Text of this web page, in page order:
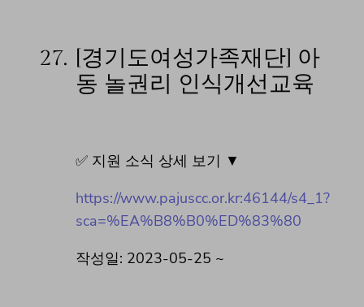
27. [경기도여성가족재단] 아
동 놀권리 인식개선교육
✅ 지원 소식 상세 보기 ▼
https://www.pajuscc.or.kr:46144/s4_1?
sca=%EA%B8%B0%ED%83%80
작성일: 2023-05-25 ~